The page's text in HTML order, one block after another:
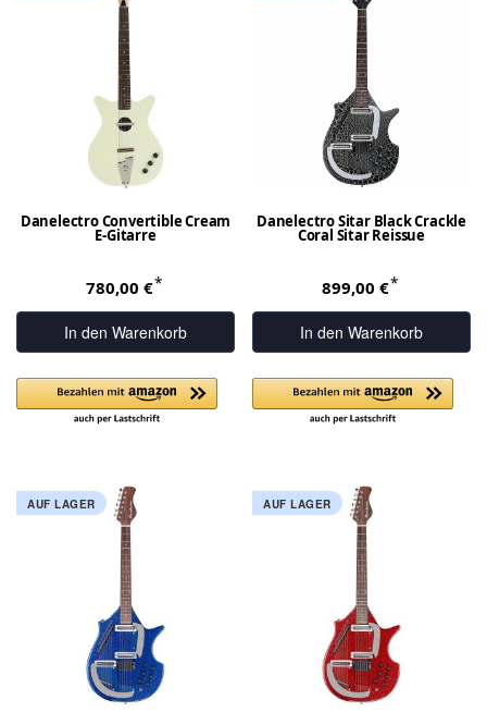
Danelectro Convertible Cream
E-Gitarre
780,00 €*
In den Warenkorb
Danelectro Sitar Black Crackle
Coral Sitar Reissue
899,00 €*
In den Warenkorb
AUF LAGER AUF LAGER